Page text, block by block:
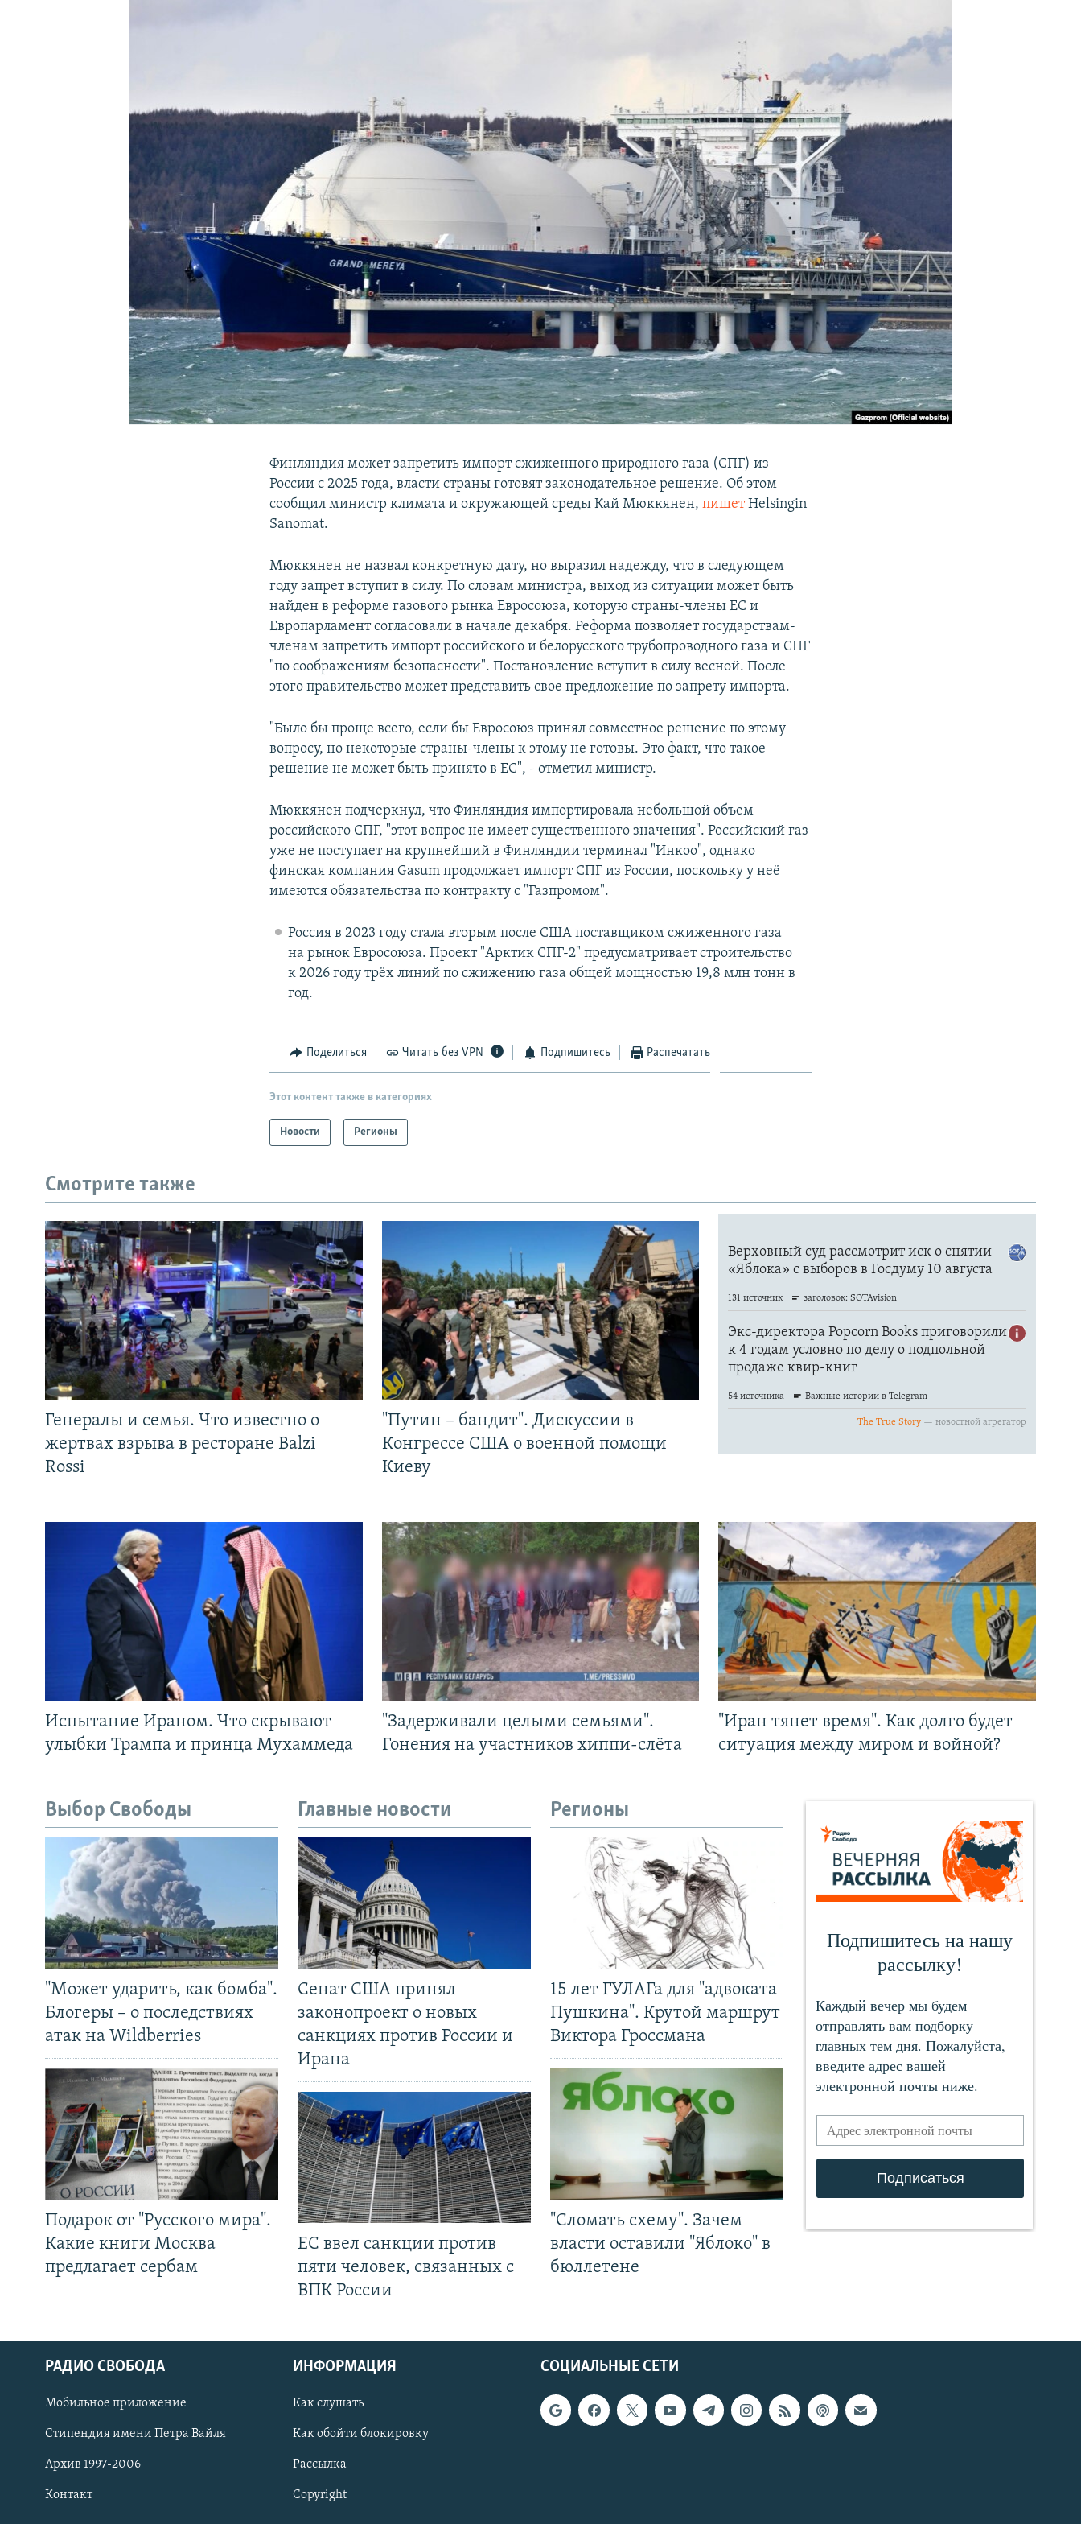
СОЦИАЛЬНЫЕ СЕТИ
Финляндия может запретить импорт сжиженного природного газа (СПГ) из
России с 2025 года, власти страны готовят законодательное решение. Об этом
сообщил министр климата и окружающей среды Кай Мюккянен,пишетHelsingin
Sanomat.
Мюккянен не назвал конкретную дату, но выразил надежду, что в следующем
году запрет вступит в силу. По словам министра, выход из ситуации может быть
найден в реформе газового рынка Евросоюза, которую страны-члены ЕС и
Европарламент согласовали в начале декабря. Реформа позволяет государствам-
членам запретить импорт российского и белорусского трубопроводного газа и СПГ
"по соображениям безопасности". Постановление вступит в силу весной. После
этого правительство может представить свое предложение по запрету импорта.
"Было бы проще всего, если бы Евросоюз принял совместное решение по этому
вопросу, но некоторые страны-члены к этому не готовы. Это факт, что такое
решение не может быть принято в ЕС", - отметил министр.
Мюккянен подчеркнул, что Финляндия импортировала небольшой объем
российского СПГ, "этот вопрос не имеет существенного значения". Российский газ
уже не поступает на крупнейший в Финляндии терминал "Инкоо", однако
финская компания Gasum продолжает импорт СПГ из России, поскольку у неё
имеются обязательства по контракту с "Газпромом".
Россия в 2023 году стала вторым после США поставщиком сжиженного газа
на рынок Евросоюза. Проект "Арктик СПГ-2" предусматривает строительство
к 2026 году трёх линий по сжижению газа общей мощностью 19,8 млн тонн в
год.
Поделиться Читать без VPN Подпишитесь Распечатать
Этот контент также в категориях
Новости Регионы
Смотрите также
Генералы и семья. Что известно о
жертвах взрыва в ресторане Balzi
Rossi
"Путин – бандит". Дискуссии в
Конгрессе США о военной помощи
Киеву
Испытание Ираном. Что скрывают
улыбки Трампа и принца Мухаммеда
"Задерживали целыми семьями".
Гонения на участников хиппи-слёта
"Иран тянет время". Как долго будет
ситуация между миром и войной?
Выбор Свободы
"Может ударить, как бомба".
Блогеры – о последствиях
атак на Wildberries
Подарок от "Русского мира".
Какие книги Москва
предлагает сербам
Главные новости
Сенат США принял
законопроект о новых
санкциях против России и
Ирана
ЕС ввел санкции против
пяти человек, связанных с
ВПК России
Регионы
15 лет ГУЛАГа для "адвоката
Пушкина". Крутой маршрут
Виктора Гроссмана
"Сломать схему". Зачем
власти оставили "Яблоко" в
бюллетене
СОЦИАЛЬНЫЕ СЕТИ
РАДИО СВОБОДА
Мобильное приложение
Стипендия имени Петра Вайля
Архив 1997-2006
Контакт
ИНФОРМАЦИЯ
Как слушать
Как обойти блокировку
Рассылка
Copyright